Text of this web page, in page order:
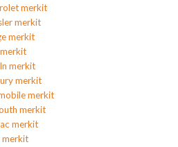
merkit
merkit
merkit
merkit
merkit
merkit
merkit
merkit
merkit